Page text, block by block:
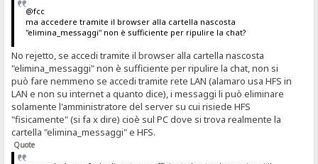
@fcc
ma accedere tramite il browser alla cartella nascosta
"elimina_messaggi" non è sufficiente per ripulire la chat?
No rejetto, se accedi tramite il browser alla cartella nascosta
"elimina_messaggi" non è sufficiente per ripulire la chat, non si
può fare nemmeno se accedi tramite rete LAN (alamaro usa HFS in
LAN e non su internet a quanto dice), i messaggi li può eliminare
solamente l'amministratore del server su cui risiede HFS
"fisicamente" (si fa x dire) cioè sul PC dove si trova realmente la
cartella "elimina_messaggi" e HFS.
Quote